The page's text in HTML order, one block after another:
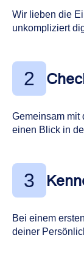
Wir lieben die
unkompliziert
2
Gemeinsam mit
einen Blick in
3
Bei einem
deiner